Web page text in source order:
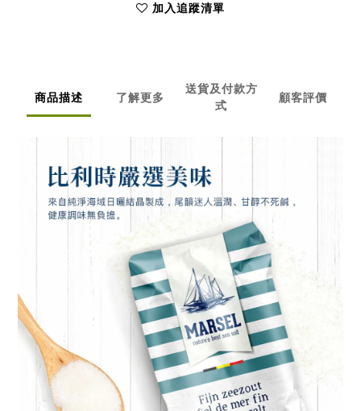
加入追蹤清單
商品描述 了解更多
送貨及付款方
式
顧客評價